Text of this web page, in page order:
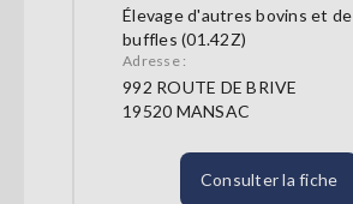
Élevage d'autres bovins et de
buffles (01.42Z)
Adresse :
992 ROUTE DE BRIVE
19520 MANSAC
Consulter la fiche